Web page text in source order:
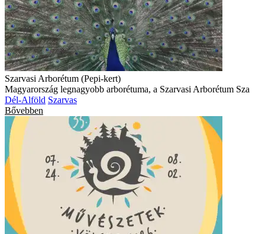
Szarvasi Arborétum (Pepi-kert)
Magyarország legnagyobb arborétuma, a Szarvasi Arborétum Sza
Dél-Alföld Szarvas
Bővebben